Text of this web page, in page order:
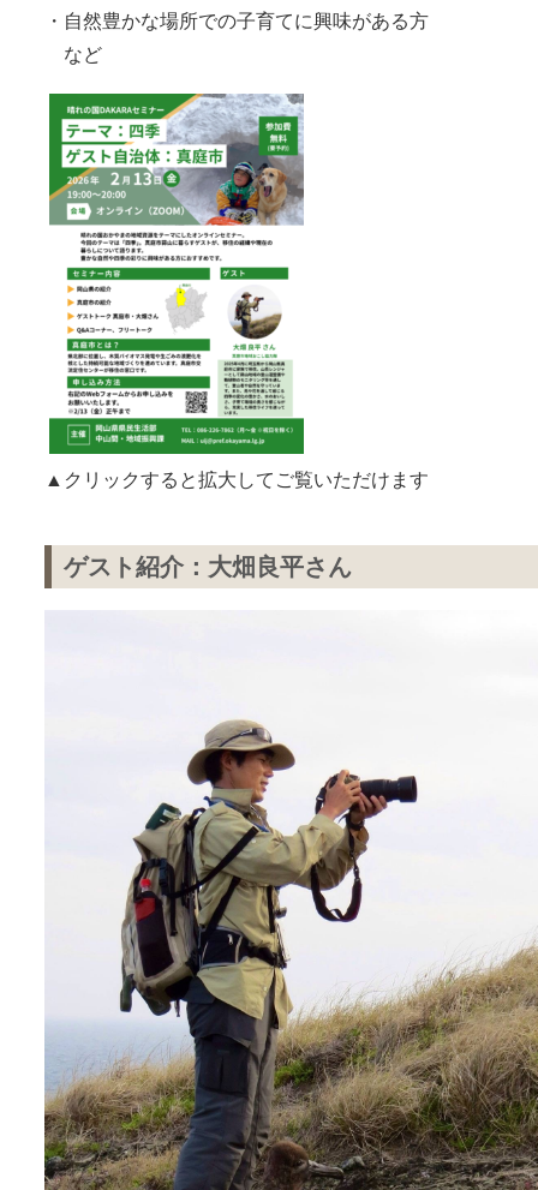
・自然豊かな場所での子育てに興味がある方
など
▲クリックすると拡大してご覧いただけます
ゲスト紹介：大畑良平さん